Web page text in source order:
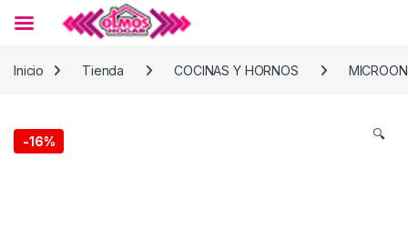
Inicio
Tienda COCINAS Y HORNOS
-16% 🔍